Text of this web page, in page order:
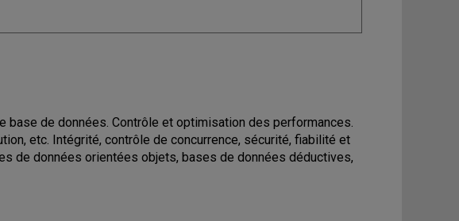
base de données. Contrôle et optimisation des performances.
etc. Intégrité, contrôle de concurrence, sécurité, fiabilité et
de données orientées objets, bases de données déductives,